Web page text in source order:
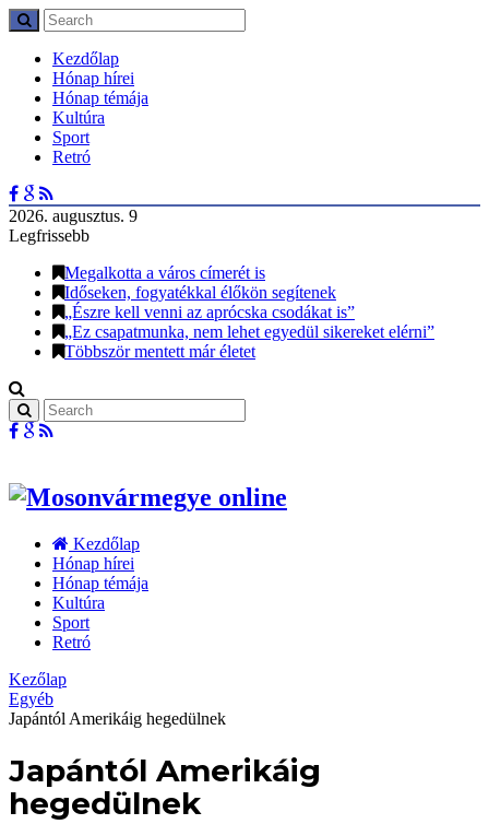
Kezdőlap
Hónap hírei
Hónap témája
Kultúra
Sport
Retró
2026. augusztus. 9
Legfrissebb
Megalkotta a város címerét is
Időseken, fogyatékkal élőkön segítenek
„Észre kell venni az aprócska csodákat is”
„Ez csapatmunka, nem lehet egyedül sikereket elérni”
Többször mentett már életet
Kezdőlap
Hónap hírei
Hónap témája
Kultúra
Sport
Retró
Kezőlap
Egyéb
Japántól Amerikáig hegedülnek
Japántól Amerikáig
hegedülnek